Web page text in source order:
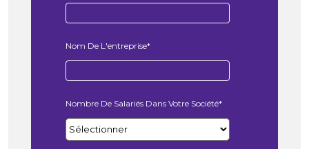
Nom De L'entreprise*
Nombre De Salariés Dans Votre Société*